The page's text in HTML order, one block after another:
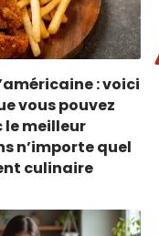
: voici
vous pouvez
le meilleur
n’importe quel
culinaire